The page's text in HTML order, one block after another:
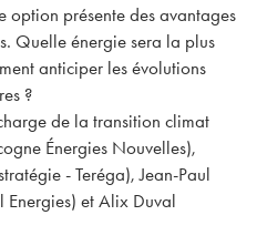
option présente des avantages
Quelle énergie sera la plus
anticiper les évolutions
?
de la transition climat
Énergies Nouvelles),
- Teréga), Jean-Paul
Energies) et Alix Duval